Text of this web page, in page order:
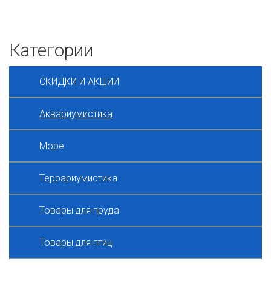
Категории
СКИДКИ И АКЦИИ
Аквариумистика
Море
Террариумистика
Товары для пруда
Товары для птиц